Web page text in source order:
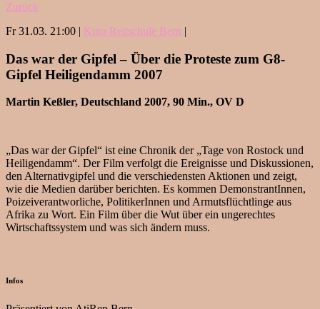
Zurück
Fr 31.03. 21:00 | Kino Reitschule Bern |
Das war der Gipfel – Über die Proteste zum G8-
Gipfel Heiligendamm 2007
Martin Keßler, Deutschland 2007, 90 Min., OV D
„Das war der Gipfel“ ist eine Chronik der „Tage von Rostock und
Heiligendamm“. Der Film verfolgt die Ereignisse und Diskussionen,
den Alternativgipfel und die verschiedensten Aktionen und zeigt,
wie die Medien darüber berichten. Es kommen DemonstrantInnen,
Poizeiverantworliche, PolitikerInnen und Armutsflüchtlinge aus
Afrika zu Wort. Ein Film über die Wut über ein ungerechtes
Wirtschaftssystem und was sich ändern muss.
Infos